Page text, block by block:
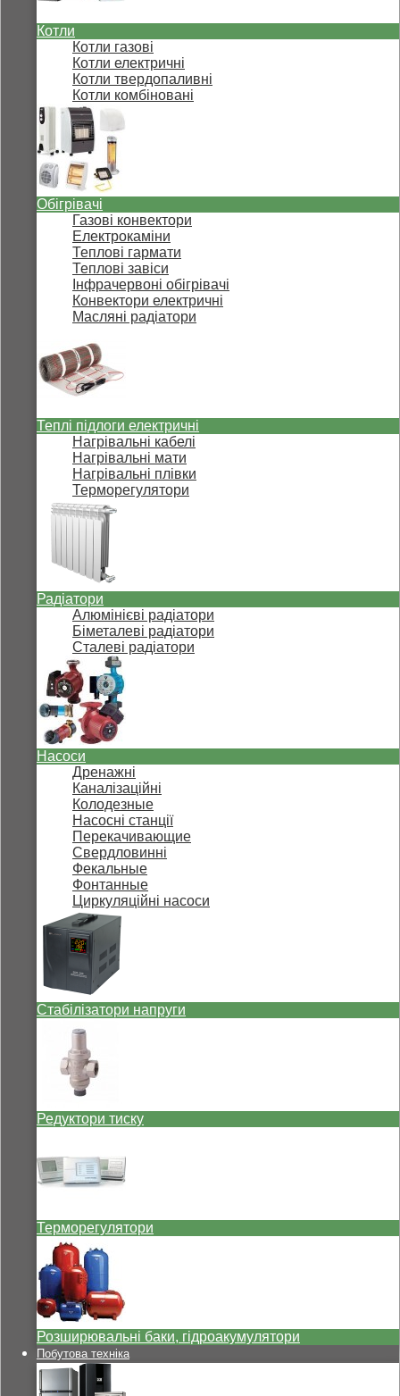
Котли
Котли газові
Котли електричні
Котли твердопаливні
Котли комбіновані
Обігрівачі
Газові конвектори
Електрокаміни
Теплові гармати
Теплові завіси
Інфрачервоні обігрівачі
Конвектори електричні
Масляні радіатори
Теплі підлоги електричні
Нагрівальні кабелі
Нагрівальні мати
Нагрівальні плівки
Терморегулятори
Радіатори
Алюмінієві радіатори
Біметалеві радіатори
Сталеві радіатори
Насоси
Дренажні
Каналізаційні
Колодезные
Насосні станції
Перекачивающие
Свердловинні
Фекальные
Фонтанные
Циркуляційні насоси
Стабілізатори напруги
Редуктори тиску
Терморегулятори
Розширювальні баки, гідроакумулятори
Побутова техніка